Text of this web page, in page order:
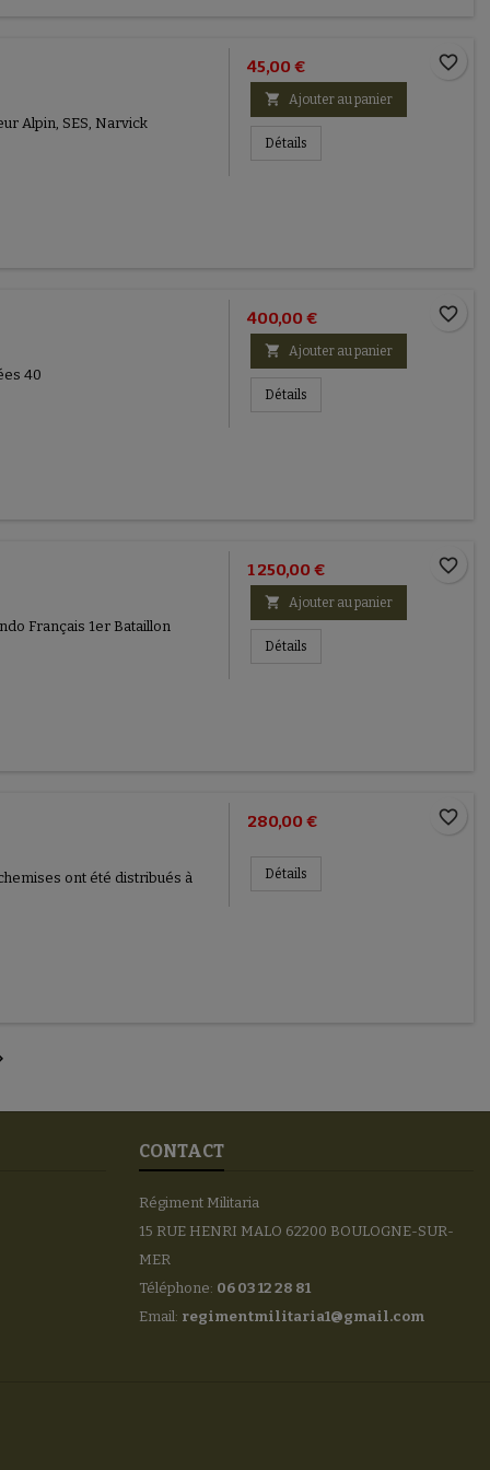
Alpin, SES, Narvick
45,00 €
 Ajouter au panier
Détails
favorite_border
40
400,00 €
 Ajouter au panier
Détails
favorite_border
Français 1er Bataillon
1 250,00 €
 Ajouter au panier
Détails
favorite_border
ont été distribués à
280,00 €
Détails
favorite_border
CONTACT
Régiment Militaria
15 RUE HENRI MALO 62200 BOULOGNE-SUR-
MER
Téléphone: 06 03 12 28 81
Email: regimentmilitaria1@gmail.com